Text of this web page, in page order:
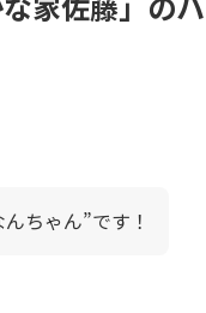
ちゃん”です！